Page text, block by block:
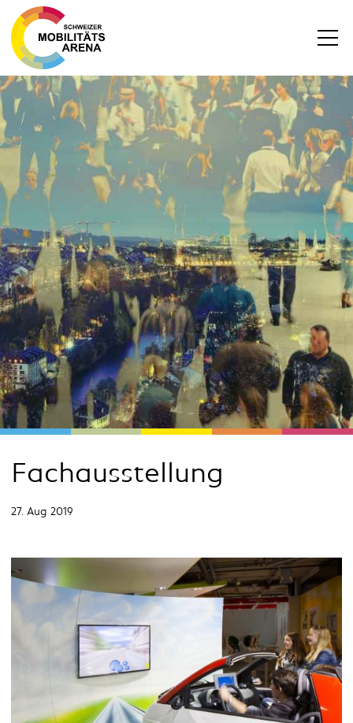
News
Archiv
DEUTSCH
FRANZÖSISCH
Fachausstellung
27. Aug 2019